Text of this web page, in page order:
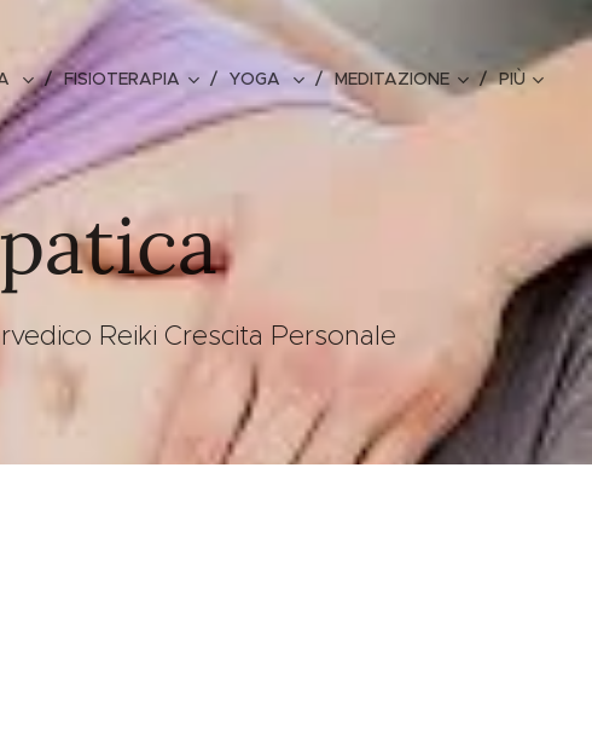
FISIOTERAPIA YOGA MEDITAZIONE PIÙ
Reiki Crescita Personale